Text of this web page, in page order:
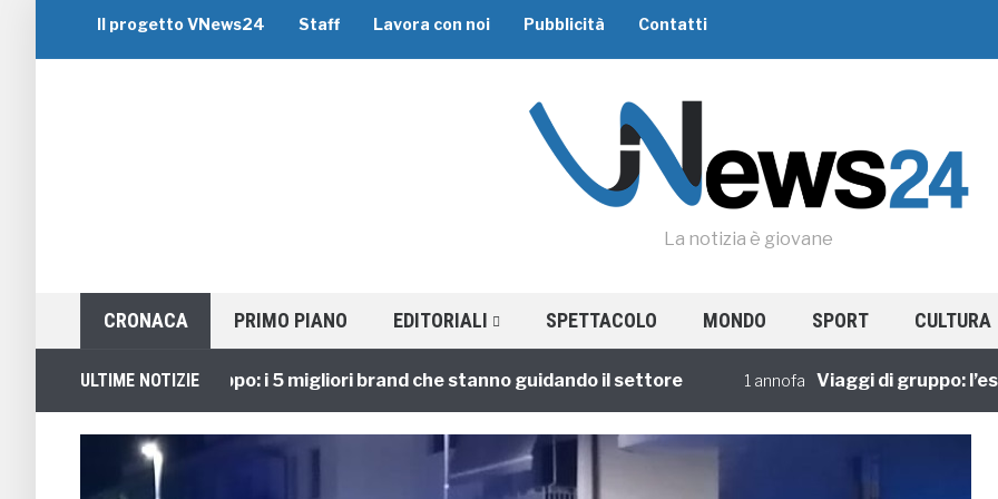
Il progetto VNews24 Staff Lavora con noi Pubblicità Contatti
La notizia è giovane
CRONACA PRIMO PIANO EDITORIALI SPETTACOLO MONDO SPORT CULTURA
ULTIME NOTIZIE
Viaggi di Gruppo: i 5 migliori brand che stanno guidando il settore 1 annofa Viaggi di gruppo: